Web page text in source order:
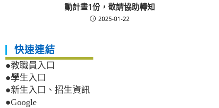
動計畫1份，敬請協助轉知
2025-01-22
快速連結
●教職員入口
●學生入口
●新生入口、招生資訊
●Google